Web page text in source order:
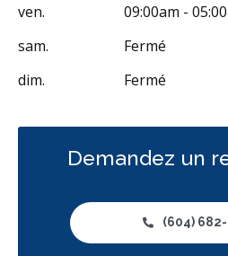
Traitement du trouble
Élévations sinusales
Aligneurs
Appareil orthodontique
Examens buccaux
Nettoyages
Gestion de l'anxiété dentaire
ven.
09:00am -
sam.
Fermé
dim.
Fermé
Demandez un
(604)